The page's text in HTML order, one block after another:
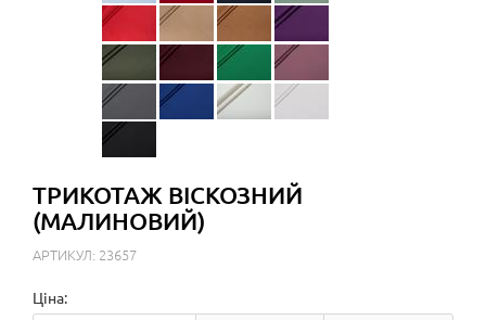
ТРИКОТАЖ ВІСКОЗНИЙ
(МАЛИНОВИЙ)
АРТИКУЛ: 23657
Ціна: